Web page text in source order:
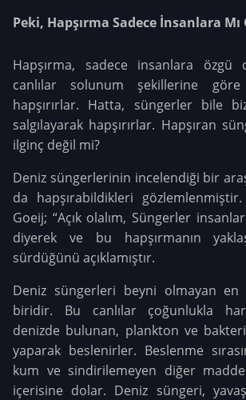
Peki, Hapşırma Sadece İnsanlara
Hapşırma, sadece insanlara özgü
canlılar solunum şekillerine
hapşırırlar. Hatta, süngerler bile
salgılayarak hapşırırlar. Hapşıran
ilginç değil mi?
Deniz süngerlerinin incelendiği bir
da hapşırabildikleri gözlemlenmiştir.
Goeij; “Açık olalım, Süngerler
diyerek ve bu hapşırmanın
sürdüğünü açıklamıştır.
Deniz süngerleri beyni olmayan en
biridir. Bu canlılar çoğunlukla
denizde bulunan, plankton ve
yaparak beslenirler. Beslenme
kum ve sindirilemeyen diğer
içerisine dolar. Deniz süngeri,